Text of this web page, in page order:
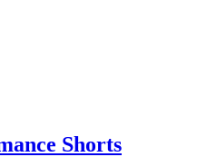
Shorts